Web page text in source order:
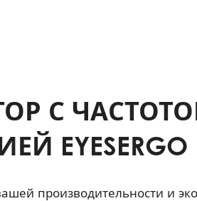
С
EYESERGO
производительности и